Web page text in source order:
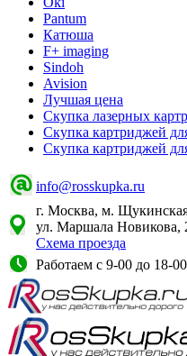
Pantum
Катюша
F+ imaging
Sindoh
Avision
Лучшая цена
Скупка лазерных
Скупка картриджей
Скупка картриджей
info@rosskupka.ru
г. Москва, м.
ул. Маршала Новикова,
Схема проезда
Работаем с 9-00 до 18-